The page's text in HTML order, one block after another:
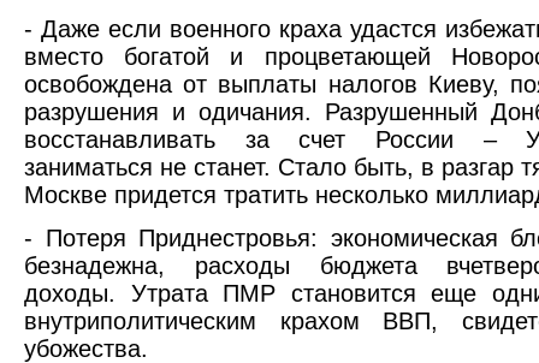
- Даже если военного краха удастся
вместо богатой и процветающей
освобождена от выплаты налогов Киеву,
разрушения и одичания. Разрушенный
восстанавливать за счет России –
заниматься не станет. Стало быть, в разгар
Москве придется тратить несколько
- Потеря Приднестровья: экономическая
безнадежна, расходы бюджета
доходы. Утрата ПМР становится еще
внутриполитическим крахом ВВП,
убожества.